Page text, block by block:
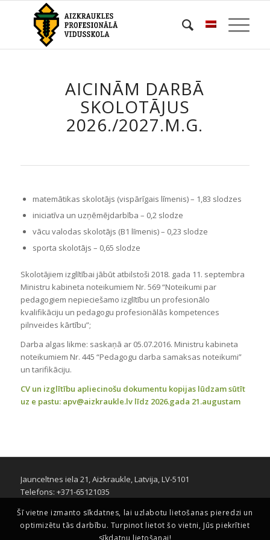
AICINĀM DARBĀ
SKOLOTĀJUS
2026./2027.M.G.
matemātikas skolotājs (vispārīgais līmenis) – 1,83 slodzes
iniciatīva un uzņēmējdarbība – 0,2 slodze
vācu valodas skolotājs (B1 līmenis) – 0,23 slodze
sporta skolotājs – 0,65 slodze
Skolotājiem izglītībai jābūt atbilstoši 2018. gada 11. septembra
Ministru kabineta noteikumiem Nr. 569 “Noteikumi par
pedagogiem nepieciešamo izglītību un profesionālo
kvalifikāciju un pedagogu profesionālās kompetences
pilnveides kārtību”;
Darba algas likme: saskaņā ar 05.07.2016. Ministru kabineta
noteikumiem Nr. 445 “Pedagogu darba samaksas noteikumi”
un tarifikāciju.
CV un izglītību apliecinošu dokumentu kopijas lūdzam sūtīt
uz e pastu: apv@aizkraukle.lv līdz 2026.gada 21.augustam
Jaunceltnes iela 21, Aizkraukle, Latvija, LV-5101
Telefons: +371-65121035
Šī vietne izmanto sīkdatnes, lai uzlabotu lietošanas pieredzi un
optimizētu tās darbību. Turpinot lietot šo vietni, Jūs piekrītiet